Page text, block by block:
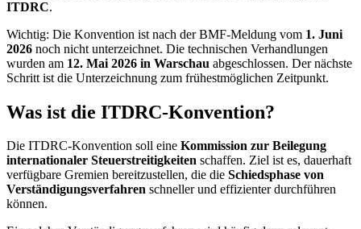
ITDRC.
Wichtig: Die Konvention ist nach der BMF-Meldung vom 1. Juni
2026 noch nicht unterzeichnet. Die technischen Verhandlungen
wurden am 12. Mai 2026 in Warschau abgeschlossen. Der nächste
Schritt ist die Unterzeichnung zum frühestmöglichen Zeitpunkt.
Was ist die ITDRC-Konvention?
Die ITDRC-Konvention soll eine Kommission zur Beilegung
internationaler Steuerstreitigkeiten schaffen. Ziel ist es, dauerhaft
verfügbare Gremien bereitzustellen, die die Schiedsphase von
Verständigungsverfahren schneller und effizienter durchführen
können.